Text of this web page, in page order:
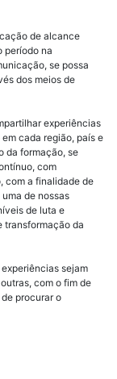
de alcance
período na
se possa
dos meios de
experiências
cada região, país e
da formação, se
com
com a finalidade de
de nossas
de luta e
transformação da
sejam
com o fim de
procurar o